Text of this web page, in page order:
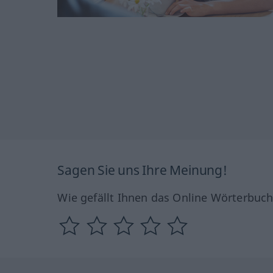
Sagen Sie uns Ihre Meinung!
Wie gefällt Ihnen das Online